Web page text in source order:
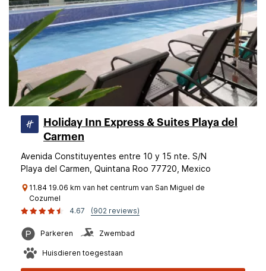
Holiday Inn Express & Suites Playa del
Carmen
Avenida Constituyentes entre 10 y 15 nte. S/N
Playa del Carmen, Quintana Roo 77720, Mexico
11.84 19.06 km van het centrum van San Miguel de
Cozumel
4.67
(902 reviews)
Parkeren Zwembad
Huisdieren toegestaan